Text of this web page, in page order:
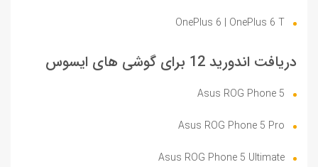
OnePlus 6 | OnePlus 6 T
دریافت اندورید 12 برای گوشی های ایسوس
Asus ROG Phone 5
Asus ROG Phone 5 Pro
Asus ROG Phone 5 Ultimate